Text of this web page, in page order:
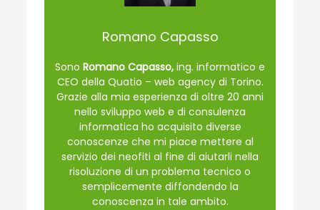
Romano Capasso
Sono Romano Capasso, ing. informatico e
CEO della Quatio – web agency di Torino.
Grazie alla mia esperienza di oltre 20 anni
nello sviluppo web e di consulenza
informatica ho acquisito diverse
conoscenze che mi piace mettere al
servizio dei neofiti al fine di aiutarli nella
risoluzione di un problema tecnico o
semplicemente diffondendo la
conoscenza in tale ambito.